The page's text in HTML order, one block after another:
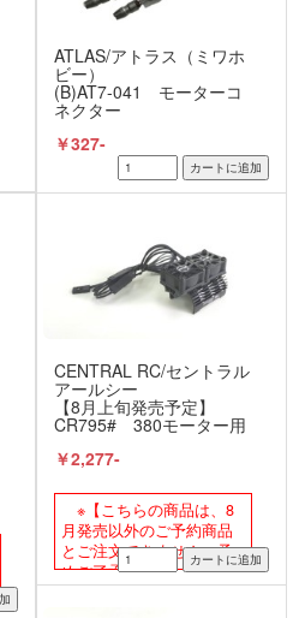
ATLAS/アトラス（ミワホ
ビー）
(B)AT7-041 モーターコ
ネクター
￥327-
CENTRAL RC/セントラル
アールシー
【8月上旬発売予定】
CR795# 380モーター用
ファン付アルミモーター
ヒートシンク 【ダブル/ブ
￥2,277-
※【こちらの商品は、8
月発売以外のご予約商品
とご注文できません。予
めご了承下さい。】